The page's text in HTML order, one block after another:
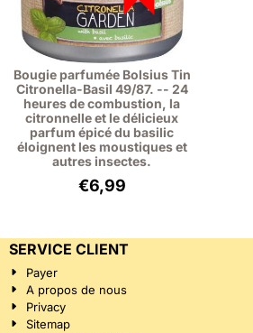
Bougie parfumée Bolsius Tin
Citronella-Basil 49/87. -- 24
heures de combustion, la
citronnelle et le délicieux
parfum épicé du basilic
éloignent les moustiques et
autres insectes.
€6,99
SERVICE CLIENT
Payer
A propos de nous
Privacy
Sitemap